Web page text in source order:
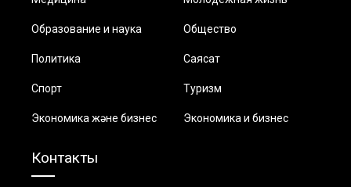
Образование и наука Общество
Политика Саясат
Спорт Туризм
Экономика және бизнес Экономика и бизнес
Контакты